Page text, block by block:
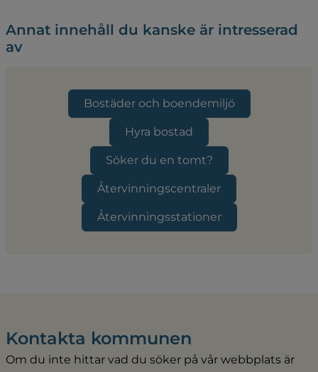
Annat innehåll du kanske är intresserad
av
Bostäder och boendemiljö
Hyra bostad
Söker du en tomt?
Återvinningscentraler
Återvinningsstationer
Kontakta kommunen
Om du inte hittar vad du söker på vår webbplats är